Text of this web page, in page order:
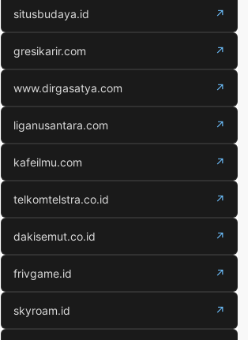
situsbudaya.id ↗
gresikarir.com ↗
www.dirgasatya.com ↗
liganusantara.com ↗
kafeilmu.com ↗
telkomtelstra.co.id ↗
dakisemut.co.id ↗
frivgame.id ↗
skyroam.id ↗